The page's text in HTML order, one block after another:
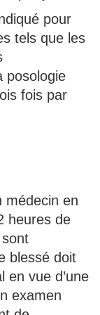
pour
tels que les
posologie
fois par
médecin en
heures de
blessé doit
en vue d’une
examen